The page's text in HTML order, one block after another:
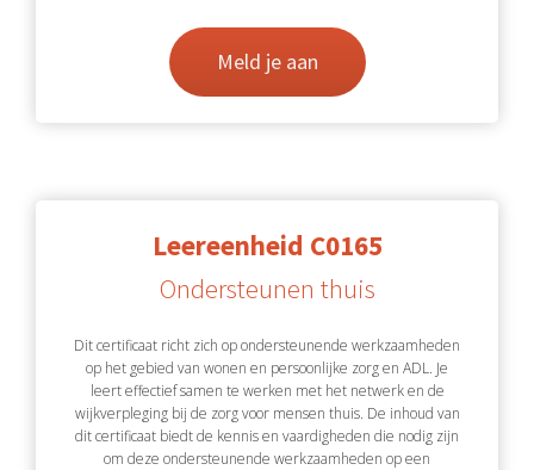
Meld je aan
Leereenheid C0165
Ondersteunen thuis
Dit certificaat richt zich op ondersteunende werkzaamheden
op het gebied van wonen en persoonlijke zorg en ADL. Je
leert effectief samen te werken met het netwerk en de
wijkverpleging bij de zorg voor mensen thuis. De inhoud van
dit certificaat biedt de kennis en vaardigheden die nodig zijn
om deze ondersteunende werkzaamheden op een